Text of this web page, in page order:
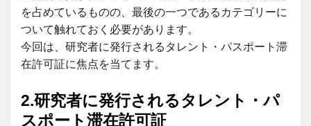
を占めているものの、最後の一つであるカテゴリーに
ついて触れておく必要があります。
今回は、研究者に発行されるタレント・パスポート滞
在許可証に焦点を当てます。
2.研究者に発行されるタレント・パ
スポート滞在許可証